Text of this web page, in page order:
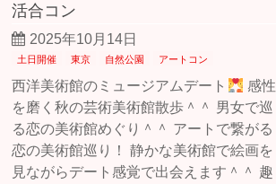
活合コン
2025年10月14日
土日開催 東京 自然公園 アートコン
西洋美術館のミュージアムデート
感性
を磨く秋の芸術美術館散歩＾＾ 男女で巡
る恋の美術館めぐり＾＾ アートで繋がる
恋の美術館巡り！ 静かな美術館で絵画を
見ながらデート感覚で出会えます＾＾ 趣